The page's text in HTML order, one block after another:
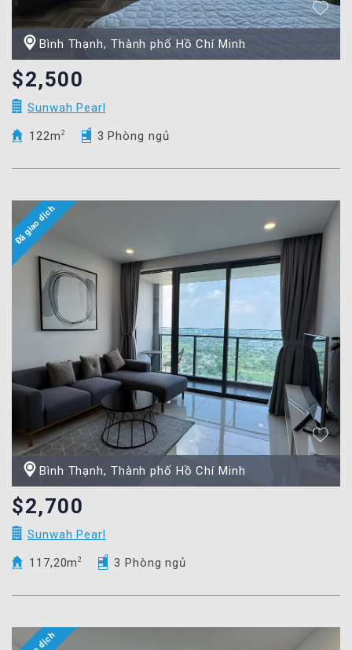
Bình Thạnh, Thành phố Hồ Chí Minh
$2,500
Sunwah Pearl
122m 2 3 Phòng ngủ
Bình Thạnh, Thành phố Hồ Chí Minh
$2,700
Sunwah Pearl
117,20m2 3 Phòng ngủ